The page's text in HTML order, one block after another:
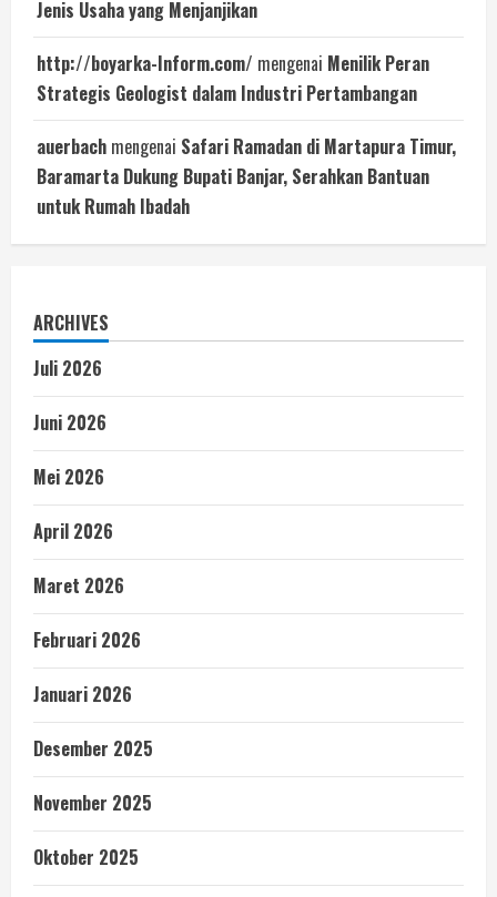
Jenis Usaha yang Menjanjikan
http://boyarka-Inform.com/ mengenai Menilik Peran
Strategis Geologist dalam Industri Pertambangan
auerbach mengenai Safari Ramadan di Martapura Timur,
Baramarta Dukung Bupati Banjar, Serahkan Bantuan
untuk Rumah Ibadah
ARCHIVES
Juli 2026
Juni 2026
Mei 2026
April 2026
Maret 2026
Februari 2026
Januari 2026
Desember 2025
November 2025
Oktober 2025